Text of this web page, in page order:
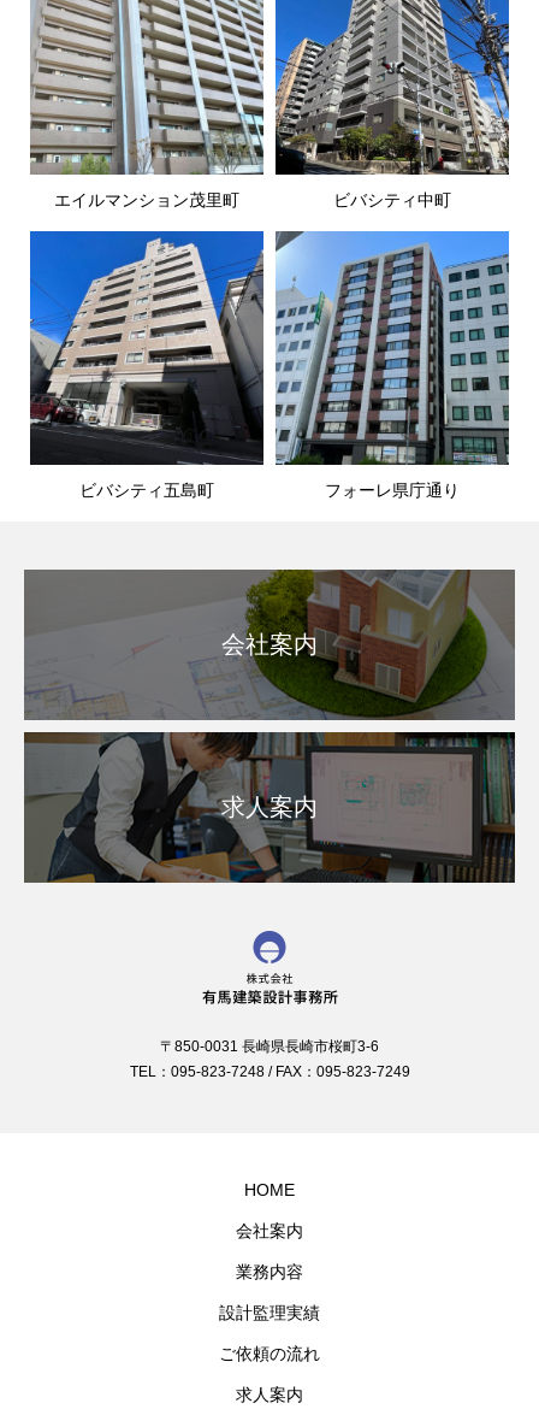
エイルマンション茂里町 ビバシティ中町
ビバシティ五島町 フォーレ県庁通り
会社案内
求人案内
〒850-0031 長崎県長崎市桜町3-6
TEL：095-823-7248 / FAX：095-823-7249
HOME
会社案内
業務内容
設計監理実績
ご依頼の流れ
求人案内